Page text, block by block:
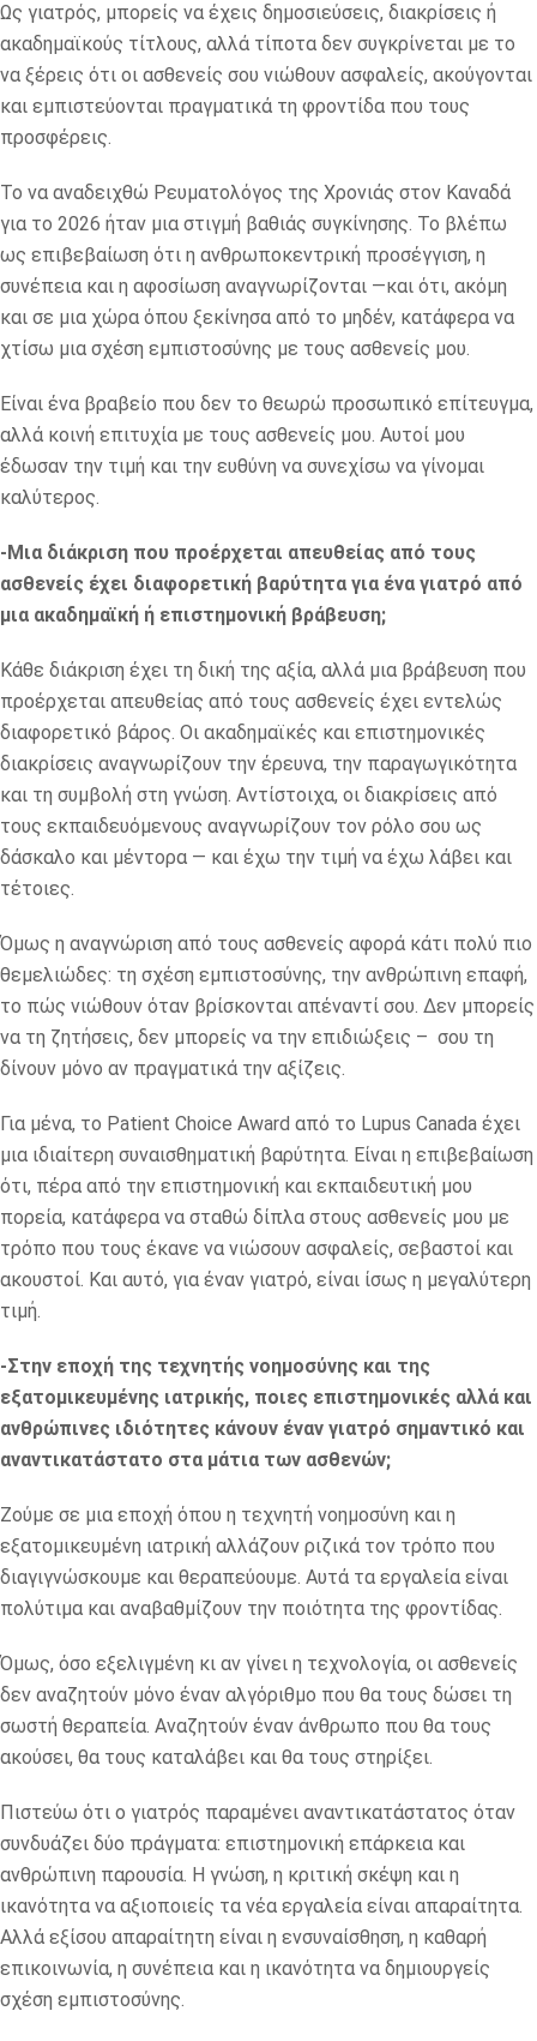
Ως γιατρός, μπορείς να έχεις δημοσιεύσεις, διακρίσεις ή
ακαδημαϊκούς τίτλους, αλλά τίποτα δεν συγκρίνεται με το
να ξέρεις ότι οι ασθενείς σου νιώθουν ασφαλείς, ακούγονται
και εμπιστεύονται πραγματικά τη φροντίδα που τους
προσφέρεις.
Το να αναδειχθώ Ρευματολόγος της Χρονιάς στον Καναδά
για το 2026 ήταν μια στιγμή βαθιάς συγκίνησης. Το βλέπω
ως επιβεβαίωση ότι η ανθρωποκεντρική προσέγγιση, η
συνέπεια και η αφοσίωση αναγνωρίζονται —και ότι, ακόμη
και σε μια χώρα όπου ξεκίνησα από το μηδέν, κατάφερα να
χτίσω μια σχέση εμπιστοσύνης με τους ασθενείς μου.
Είναι ένα βραβείο που δεν το θεωρώ προσωπικό επίτευγμα,
αλλά κοινή επιτυχία με τους ασθενείς μου. Αυτοί μου
έδωσαν την τιμή και την ευθύνη να συνεχίσω να γίνομαι
καλύτερος.
-Μια διάκριση που προέρχεται απευθείας από τους
ασθενείς έχει διαφορετική βαρύτητα για ένα γιατρό από
μια ακαδημαϊκή ή επιστημονική βράβευση;
Κάθε διάκριση έχει τη δική της αξία, αλλά μια βράβευση που
προέρχεται απευθείας από τους ασθενείς έχει εντελώς
διαφορετικό βάρος. Οι ακαδημαϊκές και επιστημονικές
διακρίσεις αναγνωρίζουν την έρευνα, την παραγωγικότητα
και τη συμβολή στη γνώση. Αντίστοιχα, οι διακρίσεις από
τους εκπαιδευόμενους αναγνωρίζουν τον ρόλο σου ως
δάσκαλο και μέντορα — και έχω την τιμή να έχω λάβει και
τέτοιες.
Όμως η αναγνώριση από τους ασθενείς αφορά κάτι πολύ πιο
θεμελιώδες: τη σχέση εμπιστοσύνης, την ανθρώπινη επαφή,
το πώς νιώθουν όταν βρίσκονται απέναντί σου. Δεν μπορείς
να τη ζητήσεις, δεν μπορείς να την επιδιώξεις – σου τη
δίνουν μόνο αν πραγματικά την αξίζεις.
Για μένα, το Patient Choice Award από το Lupus Canada έχει
μια ιδιαίτερη συναισθηματική βαρύτητα. Είναι η επιβεβαίωση
ότι, πέρα από την επιστημονική και εκπαιδευτική μου
πορεία, κατάφερα να σταθώ δίπλα στους ασθενείς μου με
τρόπο που τους έκανε να νιώσουν ασφαλείς, σεβαστοί και
ακουστοί. Και αυτό, για έναν γιατρό, είναι ίσως η μεγαλύτερη
τιμή.
-Στην εποχή της τεχνητής νοημοσύνης και της
εξατομικευμένης ιατρικής, ποιες επιστημονικές αλλά και
ανθρώπινες ιδιότητες κάνουν έναν γιατρό σημαντικό και
αναντικατάστατο στα μάτια των ασθενών;
Ζούμε σε μια εποχή όπου η τεχνητή νοημοσύνη και η
εξατομικευμένη ιατρική αλλάζουν ριζικά τον τρόπο που
διαγιγνώσκουμε και θεραπεύουμε. Αυτά τα εργαλεία είναι
πολύτιμα και αναβαθμίζουν την ποιότητα της φροντίδας.
Όμως, όσο εξελιγμένη κι αν γίνει η τεχνολογία, οι ασθενείς
δεν αναζητούν μόνο έναν αλγόριθμο που θα τους δώσει τη
σωστή θεραπεία. Αναζητούν έναν άνθρωπο που θα τους
ακούσει, θα τους καταλάβει και θα τους στηρίξει.
Πιστεύω ότι ο γιατρός παραμένει αναντικατάστατος όταν
συνδυάζει δύο πράγματα: επιστημονική επάρκεια και
ανθρώπινη παρουσία. Η γνώση, η κριτική σκέψη και η
ικανότητα να αξιοποιείς τα νέα εργαλεία είναι απαραίτητα.
Αλλά εξίσου απαραίτητη είναι η ενσυναίσθηση, η καθαρή
επικοινωνία, η συνέπεια και η ικανότητα να δημιουργείς
σχέση εμπιστοσύνης.